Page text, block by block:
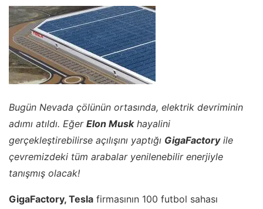
Bugün Nevada çölünün ortasında, elektrik devriminin
adımı atıldı. Eğer Elon Muskhayalini
gerçekleştirebilirse açılışını yaptığı GigaFactoryile
çevremizdeki tüm arabalar yenilenebilir enerjiyle
tanışmış olacak!
GigaFactory, Tesla firmasının 100 futbol sahası